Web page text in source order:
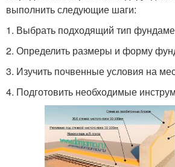
выполнить следующие шаги:
1. Выбрать подходящий тип
2. Определить размеры и форму
3. Изучить почвенные условия на
4. Подготовить необходимые